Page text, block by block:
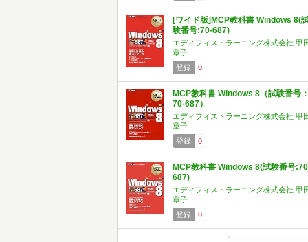
[ワイド版]MCP教科書 Windows 8(
験番号:70-687)
エディフィストラーニング株式会社 甲
章子
登録
0
MCP教科書 Windows 8（試験番号：
70-687）
エディフィストラーニング株式会社 甲
章子
登録
0
MCP教科書 Windows 8(試験番号
687)
エディフィストラーニング株式会社 甲
章子
登録
0